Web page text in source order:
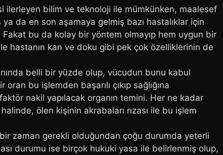
ilerleyen bilim ve teknoloji ile mümkünken, maalesef
da en son aşamaya gelmiş bazı hastalıklar için
bu da kolay bir yöntem olmayıp hem uygun bir
hastanın kan ve doku gibi pek çok özelliklerinin de
belli bir yüzde olup, vücudun bunu kabul
bu işlemden başarılı çıkıp sağlığına
nakil yapılacak organın temini. Her ne kadar
ölen kişinin akrabaları rızası ile bu işlem
zaman gerekli olduğundan çoğu durumda yeterli
durumu ise birçok hukuki yasa ile belirlenmiş olup,